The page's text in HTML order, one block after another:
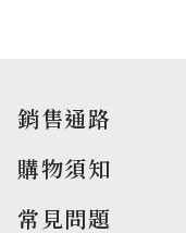
銷售通路
購物須知
常見問題